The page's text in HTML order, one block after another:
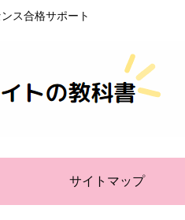
ス合格サポート
サイトマップ